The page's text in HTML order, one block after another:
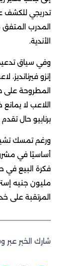
تدريجي للكشف
المدرب
الأندية.
وفي سياق
إنزو
المطروحة على
اللاعب لا
برنابيو حال
ورغم تمسك
أساسيًا في
مليون جنيه
المرتقبة على
شارك الخبر عبر